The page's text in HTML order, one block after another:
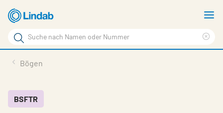
Zum
Hauptinhalt
Suchbegriff
Seite
durchsuchen
Im Fokus
Bögen
BSFTR